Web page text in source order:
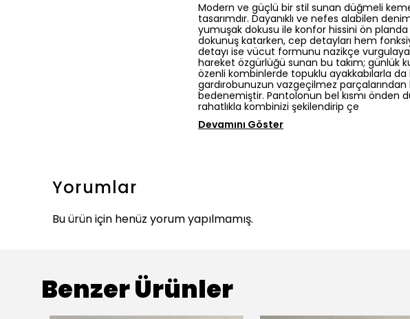
Modern ve güçlü bir stil sunan düğmeli
tasarımdır. Dayanıklı ve nefes alabilen
yumuşak dokusu ile konfor hissini ön
dokunuş katarken, cep detayları hem
detayı ise vücut formunu nazikçe
hareket özgürlüğü sunan bu takım; günlük
özenli kombinlerde topuklu ayakkabılarla
gardırobunuzun vazgeçilmez
bedenemiştir. Pantolonun bel kısmı önden
rahatlıkla kombinizi şekilendirip çe
Devamını Göster
Yorumlar
Bu ürün için henüz yorum yapılmamış.
Benzer Ürünler